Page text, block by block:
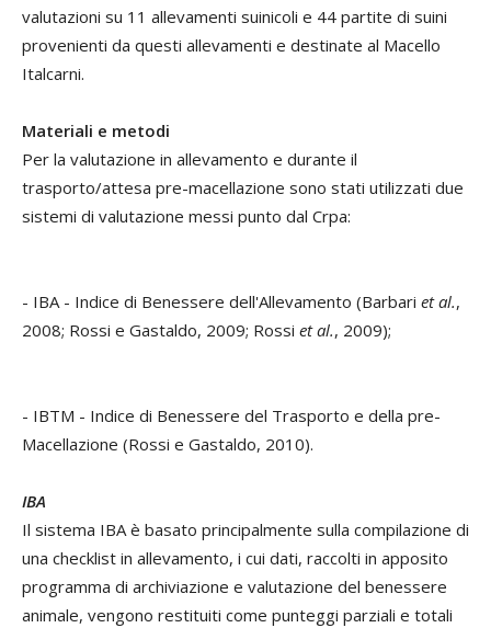
valutazioni su 11 allevamenti suinicoli e 44 partite di suini
provenienti da questi allevamenti e destinate al Macello
Italcarni.
Materiali e metodi
Per la valutazione in allevamento e durante il
trasporto/attesa pre-macellazione sono stati utilizzati due
sistemi di valutazione messi punto dal Crpa:
- IBA - Indice di Benessere dell'Allevamento (Barbari et al.,
2008; Rossi e Gastaldo, 2009; Rossi et al., 2009);
- IBTM - Indice di Benessere del Trasporto e della pre-
Macellazione (Rossi e Gastaldo, 2010).
IBA
Il sistema IBA è basato principalmente sulla compilazione di
una checklist in allevamento, i cui dati, raccolti in apposito
programma di archiviazione e valutazione del benessere
animale, vengono restituiti come punteggi parziali e totali